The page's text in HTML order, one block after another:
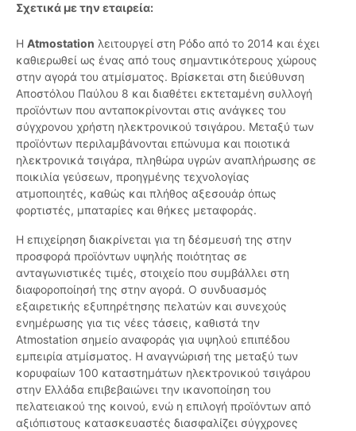
Σχετικά με την εταιρεία:
Η Atmostation λειτουργεί στη Ρόδο από το 2014 και έχει
καθιερωθεί ως ένας από τους σημαντικότερους χώρους
στην αγορά του ατμίσματος. Βρίσκεται στη διεύθυνση
Αποστόλου Παύλου 8 και διαθέτει εκτεταμένη συλλογή
προϊόντων που ανταποκρίνονται στις ανάγκες του
σύγχρονου χρήστη ηλεκτρονικού τσιγάρου. Μεταξύ των
προϊόντων περιλαμβάνονται επώνυμα και ποιοτικά
ηλεκτρονικά τσιγάρα, πληθώρα υγρών αναπλήρωσης σε
ποικιλία γεύσεων, προηγμένης τεχνολογίας
ατμοποιητές, καθώς και πλήθος αξεσουάρ όπως
φορτιστές, μπαταρίες και θήκες μεταφοράς.
Η επιχείρηση διακρίνεται για τη δέσμευσή της στην
προσφορά προϊόντων υψηλής ποιότητας σε
ανταγωνιστικές τιμές, στοιχείο που συμβάλλει στη
διαφοροποίησή της στην αγορά. O συνδυασμός
εξαιρετικής εξυπηρέτησης πελατών και συνεχούς
ενημέρωσης για τις νέες τάσεις, καθιστά την
Atmostation σημείο αναφοράς για υψηλού επιπέδου
εμπειρία ατμίσματος. Η αναγνώρισή της μεταξύ των
κορυφαίων 100 καταστημάτων ηλεκτρονικού τσιγάρου
στην Ελλάδα επιβεβαιώνει την ικανοποίηση του
πελατειακού της κοινού, ενώ η επιλογή προϊόντων από
αξιόπιστους κατασκευαστές διασφαλίζει σύγχρονες